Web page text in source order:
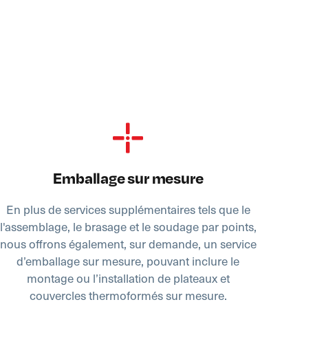
Emballage sur mesure
En plus de services supplémentaires tels que le
l'assemblage, le brasage et le soudage par points,
nous offrons également, sur demande, un service
d’emballage sur mesure, pouvant inclure le
montage ou l’installation de plateaux et
couvercles thermoformés sur mesure.